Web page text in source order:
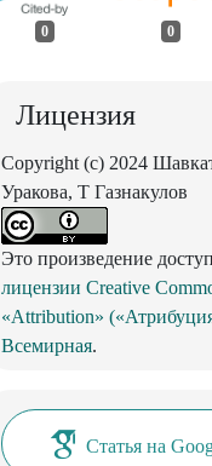
0 0
Лицензия
Copyright (c) 2024
Уракова, Т Газнакулов
Это произведение
лицензии Creative
«Attribution»
Всемирная.
Статья на